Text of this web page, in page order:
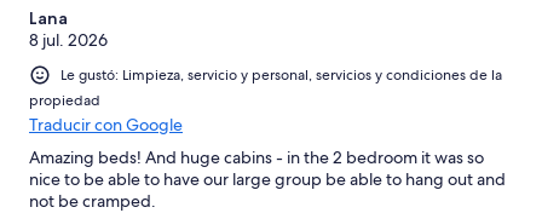
Lana
8 jul. 2026
Le gustó: Limpieza, servicio y personal, servicios y condiciones de la
propiedad
Traducir con Google
Amazing beds! And huge cabins - in the 2 bedroom it was so
nice to be able to have our large group be able to hang out and
not be cramped.